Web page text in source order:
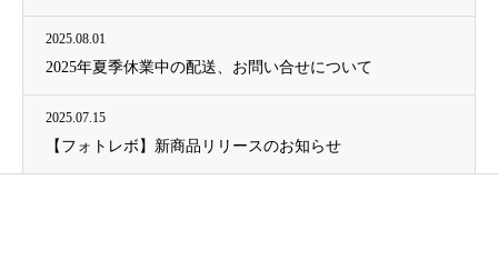
2025.08.01
2025年夏季休業中の配送、お問い合せについて
2025.07.15
【フォトレボ】新商品リリースのお知らせ